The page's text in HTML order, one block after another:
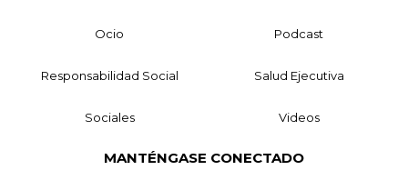
Ocio Podcast
Responsabilidad Social Salud Ejecutiva
Sociales Videos
MANTÉNGASE CONECTADO